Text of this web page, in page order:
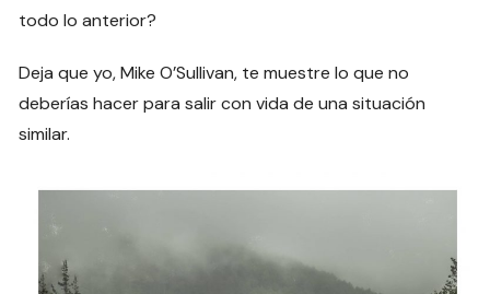
todo lo anterior?
Deja que yo, Mike O’Sullivan, te muestre lo que no
deberías hacer para salir con vida de una situación
similar.